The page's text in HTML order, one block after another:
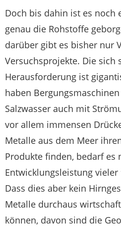
Doch bis dahin ist es noch
genau die Rohstoffe
darüber gibt es bisher nur
Versuchsprojekte. Die sich
Herausforderung ist
haben
Salzwasser auch mit
vor allem immensen
Metalle aus dem Meer
Produkte finden, bedarf es
Entwicklungsleistung
Dass dies aber kein
Metalle durchaus
können, davon sind die